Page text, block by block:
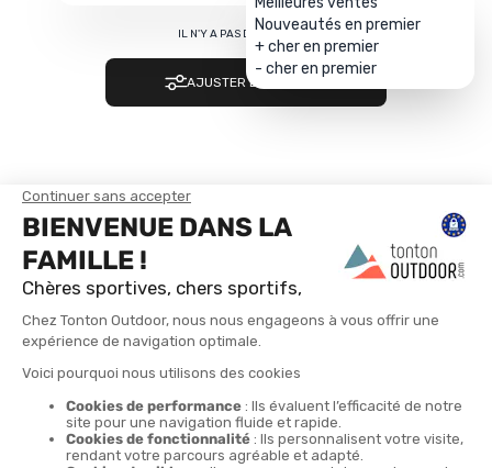
Nouveautés en premier
+ cher en premier
- cher en premier
IL N'Y A PAS DE RÉSULTAT…
AJUSTER LES FILTRES
TROUVER UN MAGASIN
LIVRAISON GRATUITE
À PARTIR DE 30€
RETOURS POSSIBLES
SOUS 30 JOURS
LIVRAISON EN 24H
4X
PAIEMENT EN 4 FOIS